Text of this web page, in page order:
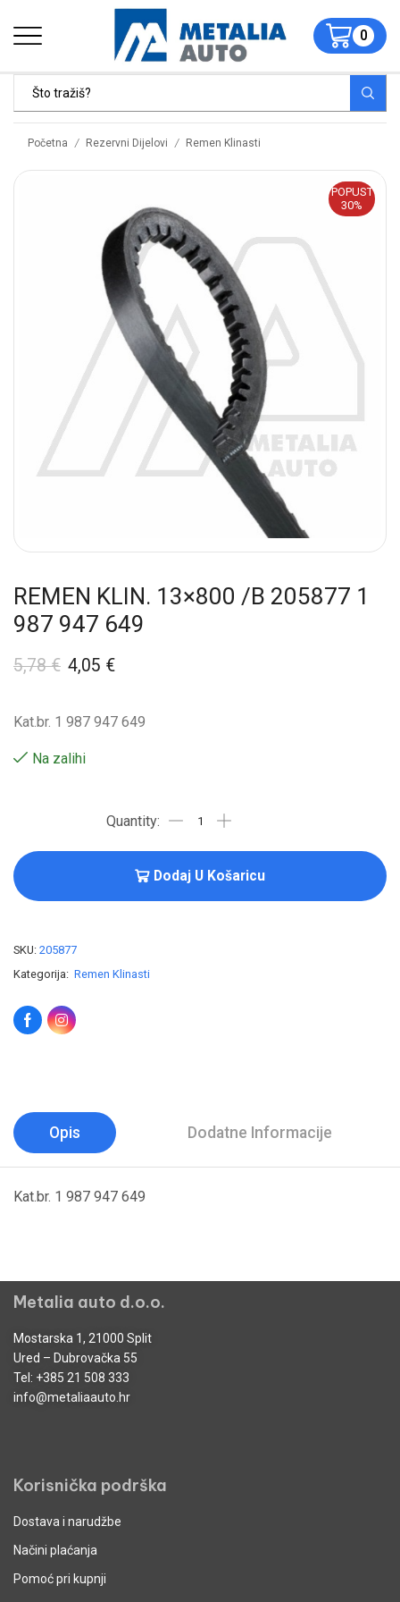
0
Početna / Rezervni Dijelovi / Remen Klinasti
POPUST
30%
REMEN KLIN. 13×800 /B 205877 1
987 947 649
5,78€ 4,05 €
Kat.br. 1 987 947 649
Na zalihi
Dodaj U Košaricu
SKU: 205877
Kategorija: Remen Klinasti
Opis Dodatne Informacije
Kat.br. 1 987 947 649
Metalia auto d.o.o.
Mostarska 1, 21000 Split
Ured – Dubrovačka 55
Tel: +385 21 508 333
info@metaliaauto.hr
Korisnička podrška
Dostava i narudžbe
Načini plaćanja
Pomoć pri kupnji